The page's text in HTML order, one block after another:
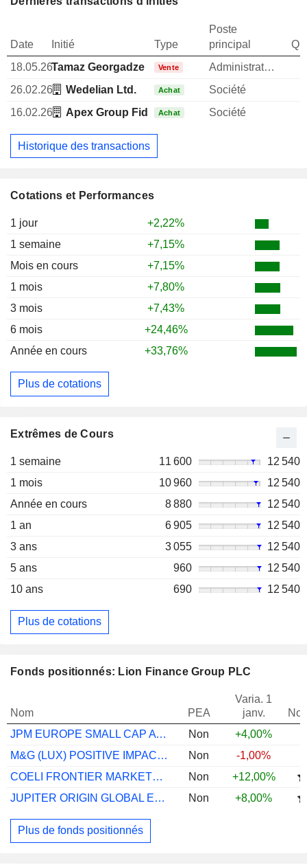
Cotations et Performances
1 jour
+2,22%
1 semaine
+7,15%
Mois en cours
+7,15%
1 mois
+7,80%
3 mois
+7,43%
6 mois
+24,46%
Année en cours
+33,76%
Plus de cotations
Extrêmes de Cours
1 semaine 11 600
12 540
1 mois
10 960
12 540
Année en cours
8 880
12 540
1 an
6 905
12 540
3 ans
3 055
12 540
5 ans
960
12 540
10 ans
690 12 540
Plus de cotations
Date Initié Type
Poste
principal
18.05.26Tamaz Georgadze Vente Administrateur
26.02.26
Wedelian Ltd. Achat Société
16.02.26
Apex Group Fiduciary Services (UK) Ltd.
Achat Société
Historique des transactions
Fonds positionnés: Lion Finance Group PLC
Nom PEA
Varia. 1
janv.
JPM EUROPE SMALL CAP A DIST EUR
Non
+4,00%
M&G (LUX) POSITIVE IMPACT LI EUR ACC
Non
-1,00%
COELI FRONTIER MARKETS I SEK
Non
+12,00%
JUPITER ORIGIN GLOBAL EM IRL U2 GBP ACC
Non +8,00%
Plus de fonds positionnés